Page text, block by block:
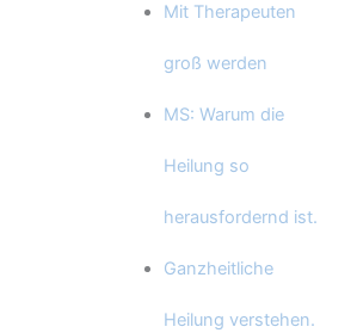
Mit Therapeuten
groß werden
MS: Warum die
Heilung so
herausfordernd ist.
Ganzheitliche
Heilung verstehen.